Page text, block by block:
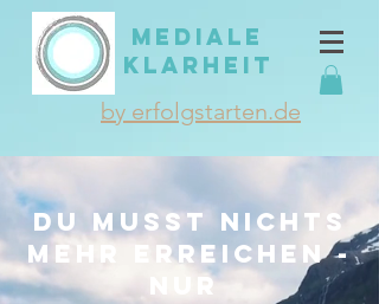
MEDIALE
KLARHEIT
by erfolgstarten.de
du musst nichts
mehr erreichen -
Nur